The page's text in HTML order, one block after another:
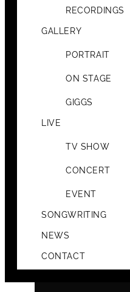
RECORDINGS
GALLERY
PORTRAIT
ON STAGE
GIGGS
LIVE
TV SHOW
CONCERT
EVENT
SONGWRITING
NEWS
CONTACT